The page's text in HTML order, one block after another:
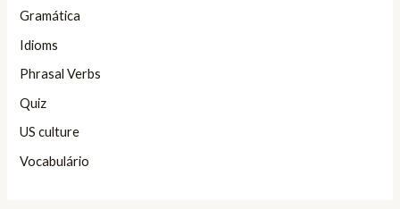
Gramática
Idioms
Phrasal Verbs
Quiz
US culture
Vocabulário